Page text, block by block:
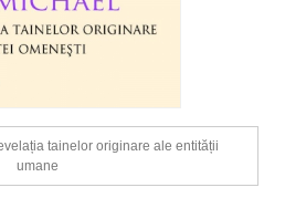
tainelor originare ale entității
umane